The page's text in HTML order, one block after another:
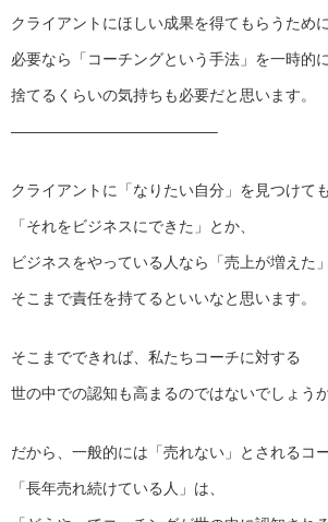
クライアントにほしい成果を得てもらうために
必要なら「コーチングという手法」を一時的
捨てるくらいの気持ちも必要だと思います。
—————————————–
クライアントに「なりたい自分」を見つけて
「それをビジネスにできた」とか、
ビジネスをやっている人なら「売上が増えた」
そこまで責任を持てるといいなと思います。
そこまでできれば、私たちコーチに対する
世の中での認知も高まるのではないでしょうか
だから、一般的には「売れない」とされるコ
「長年売れ続けている人」は、